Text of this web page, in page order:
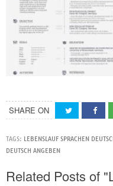
SHARE ON
TAGS: LEBENSLAUF SPRACHEN
DEUTSCH ANGEBEN
Related Posts of